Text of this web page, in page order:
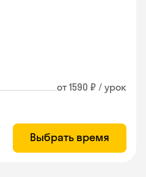
от 1590 ₽ / урок
Выбрать время